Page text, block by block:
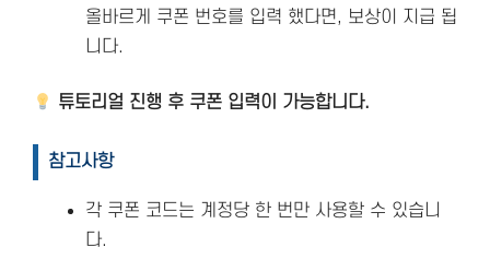
올바르게 쿠폰 번호를 입력 했다면, 보상이 지급 됩
니다.
튜토리얼 진행 후 쿠폰 입력이 가능합니다.
참고사항
각 쿠폰 코드는 계정당 한 번만 사용할 수 있습니
다.